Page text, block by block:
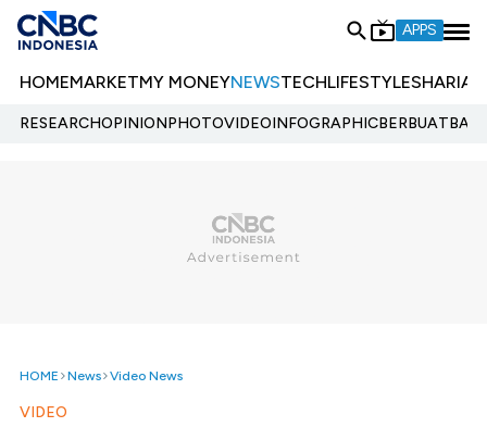
APPS
HOMEMARKETMY MONEYNEWSTECHLIFESTYLESHARIA
RESEARCHOPINIONPHOTOVIDEOINFOGRAPHIC
HOME News Video News
VIDEO